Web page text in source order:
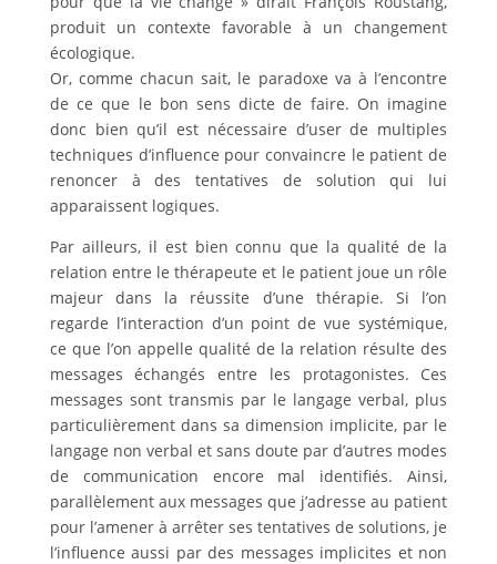
produit un contexte favorable à un changement
écologique.
Or, comme chacun sait, le paradoxe va à l’encontre
de ce que le bon sens dicte de faire. On imagine
donc bien qu’il est nécessaire d’user de multiples
techniques d’influence pour convaincre le patient de
renoncer à des tentatives de solution qui lui
apparaissent logiques.
Par ailleurs, il est bien connu que la qualité de la
relation entre le thérapeute et le patient joue un rôle
majeur dans la réussite d’une thérapie. Si l’on
regarde l’interaction d’un point de vue systémique,
ce que l’on appelle qualité de la relation résulte des
messages échangés entre les protagonistes. Ces
messages sont transmis par le langage verbal, plus
particulièrement dans sa dimension implicite, par le
langage non verbal et sans doute par d’autres modes
de communication encore mal identifiés. Ainsi,
parallèlement aux messages que j’adresse au patient
pour l’amener à arrêter ses tentatives de solutions, je
l’influence aussi par des messages implicites et non